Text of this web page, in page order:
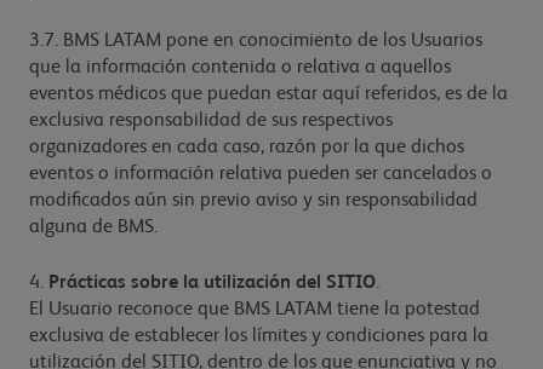
3.7. BMS LATAM pone en conocimiento de los Usuarios
que la información contenida o relativa a aquellos
eventos médicos que puedan estar aquí referidos, es de la
exclusiva responsabilidad de sus respectivos
organizadores en cada caso, razón por la que dichos
eventos o información relativa pueden ser cancelados o
modificados aún sin previo aviso y sin responsabilidad
alguna de BMS.
4. Prácticas sobre la utilización del SITIO.
El Usuario reconoce que BMS LATAM tiene la potestad
exclusiva de establecer los límites y condiciones para la
utilización del SITIO, dentro de los que enunciativa y no